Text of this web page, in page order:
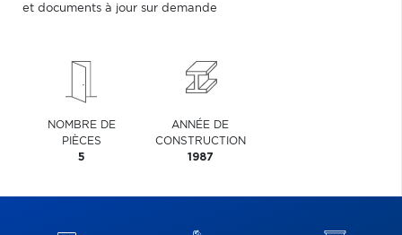
et documents à jour sur demande
NOMBRE DE
PIÈCES
5
ANNÉE DE
CONSTRUCTION
1987